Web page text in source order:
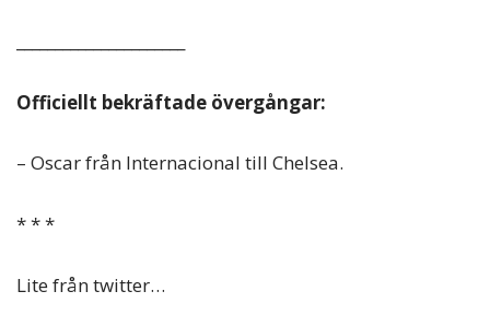
Officiellt bekräftade övergångar:
– Oscar från Internacional till Chelsea.
* * *
Lite från twitter…